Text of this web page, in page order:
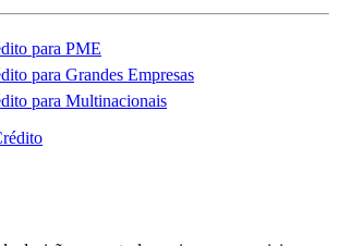
para PME
para Grandes Empresas
para Multinacionais